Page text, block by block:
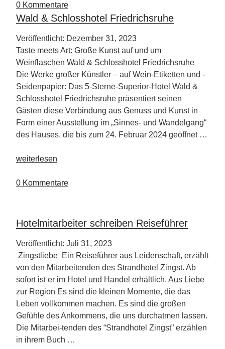
–
Partnerland
0 Kommentare
Wald & Schlosshotel Friedrichsruhe
Veröffentlicht: Dezember 31, 2023
Taste meets Art: Große Kunst auf und um
Weinflaschen Wald & Schlosshotel Friedrichsruhe
Die Werke großer Künstler – auf Wein-Etiketten und -
Seidenpapier: Das 5-Sterne-Superior-Hotel Wald &
Schlosshotel Friedrichsruhe präsentiert seinen
Gästen diese Verbindung aus Genuss und Kunst in
Form einer Ausstellung im „Sinnes- und Wandelgang“
des Hauses, die bis zum 24. Februar 2024 geöffnet …
„Wald
Schlosshotel
weiterlesen
0 Kommentare
Hotelmitarbeiter schreiben Reiseführer
Veröffentlicht: Juli 31, 2023
Zingstliebe Ein Reiseführer aus Leidenschaft, erzählt
von den Mitarbeitenden des Strandhotel Zingst. Ab
sofort ist er im Hotel und Handel erhältlich. Aus Liebe
zur Region Es sind die kleinen Momente, die das
Leben vollkommen machen. Es sind die großen
Gefühle des Ankommens, die uns durchatmen lassen.
Die Mitarbei-tenden des “Strandhotel Zingst” erzählen
in ihrem Buch …